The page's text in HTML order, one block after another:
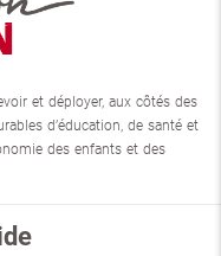
et déployer, aux côtés des
d’éducation, de santé et
des enfants et des